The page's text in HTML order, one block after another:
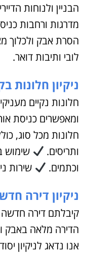
הבניין ולנוחות
מדרגות ורחבות
הסרת אבק ולכלוך
לובי ותיבות דואר.
ניקיון חלונות
חלונות נקיים
ומאפשרים כניסת
חלונות מכל סוג,
ותריסים.
שימוש
וכתמים.
שירות
ניקיון דירה
קיבלתם דירה
הדירה מלאה באבק
אנו נדאג לניקיון